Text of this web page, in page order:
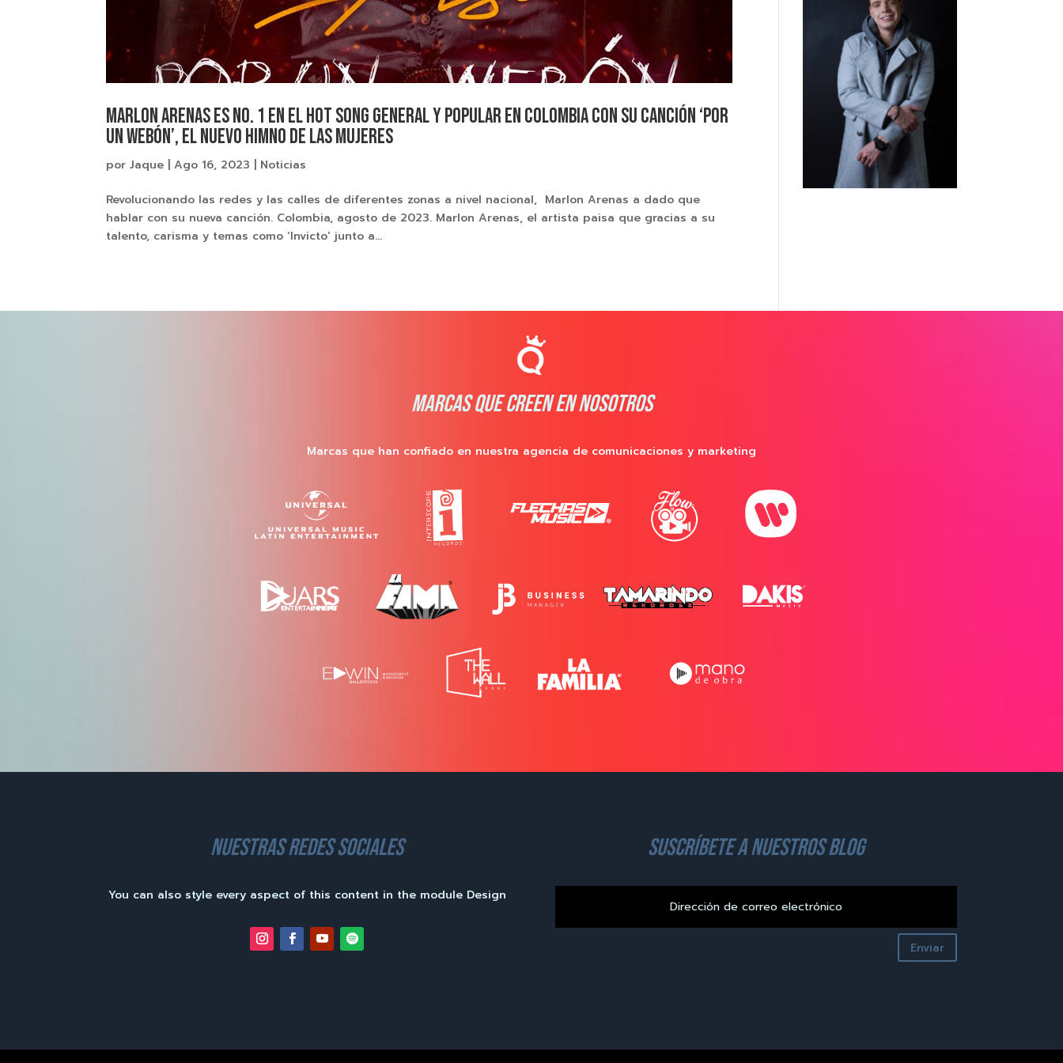
Marlon Arenas es No. 1 en el Hot Song General y Popular en Colombia con su canción ‘Por
Un Webón’, el nuevo himno de las mujeres
porJaque |Ago 16, 2023 | Noticias
Revolucionando las redes y las calles de diferentes zonas a nivel nacional, Marlon Arenas a dado que
hablar con su nueva canción. Colombia, agosto de 2023. Marlon Arenas, el artista paisa que gracias a su
talento, carisma y temas como ‘Invicto’ junto a...
MARCAS QUE CREEN EN NOSOTROS
Marcas que han confiado en nuestra agencia de comunicaciones y marketing
nuestras redes sociales
You can also style every aspect of this content in the module Design
suscríbete a nuestros blog
Enviar